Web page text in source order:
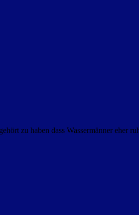
zu haben dass Wassermänner eher